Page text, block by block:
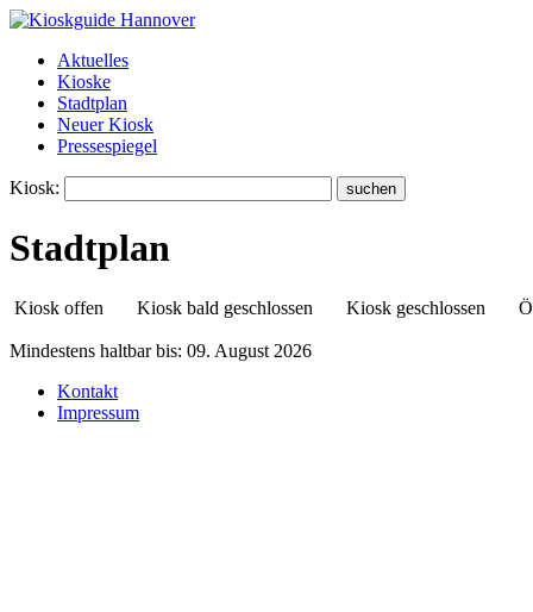
Aktuelles
Kioske
Stadtplan
Neuer Kiosk
Pressespiegel
Kiosk:
Stadtplan
Kiosk offen Kiosk bald geschlossen Kiosk geschlossen
Ritter-Brüning-Straße 16
Mindestens haltbar bis: 09. August 2026
Kontakt
Impressum